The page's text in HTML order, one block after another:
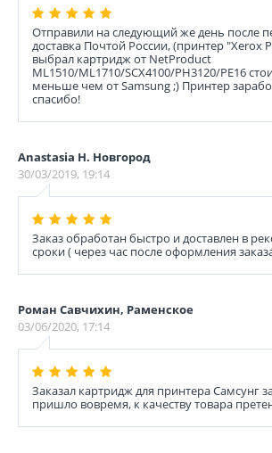
Отправили на следующий же день после
доставка Почтой России, (принтер "Xerox
выбрал картридж от NetProduct
ML1510/ML1710/SCX4100/PH3120/PE16
меньше чем от Samsung ;) Принтер
спасибо!
Anastasia Н. Новгород
30/03/2019, 19:14
Заказ обработан быстро и доставлен в
сроки ( через час после оформления
Роман Савчихин, Раменское
03/06/2020, 17:14
Заказал картридж для принтера Самсунг
пришло вовремя, к качеству товара